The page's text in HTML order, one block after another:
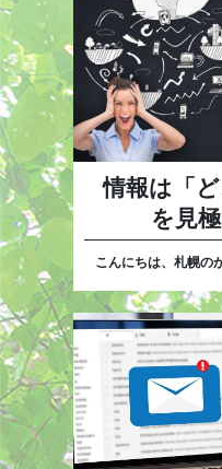
情報は「
を見
こんにちは、札幌の